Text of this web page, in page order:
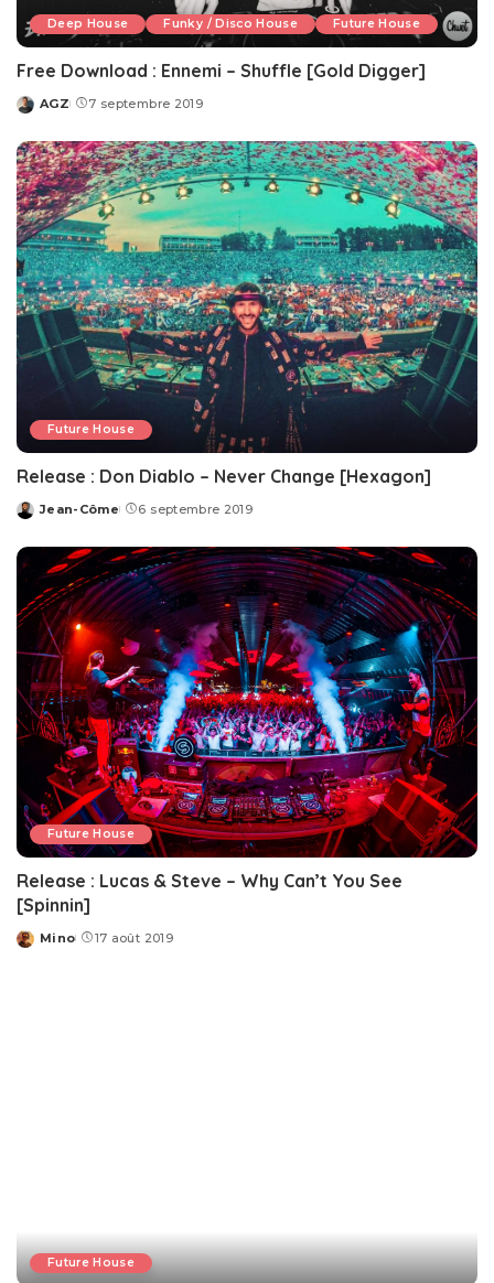
Deep House Funky / Disco House Future House
Free Download : Ennemi – Shuffle [Gold Digger]
Posted
AGZ 7 septembre 2019
Future House
Release : Don Diablo – Never Change [Hexagon]
Posted
Jean-Côme 6 septembre 2019
Future House
Release : Lucas & Steve – Why Can’t You See
[Spinnin]
Posted
Mino 17 août 2019
Future House